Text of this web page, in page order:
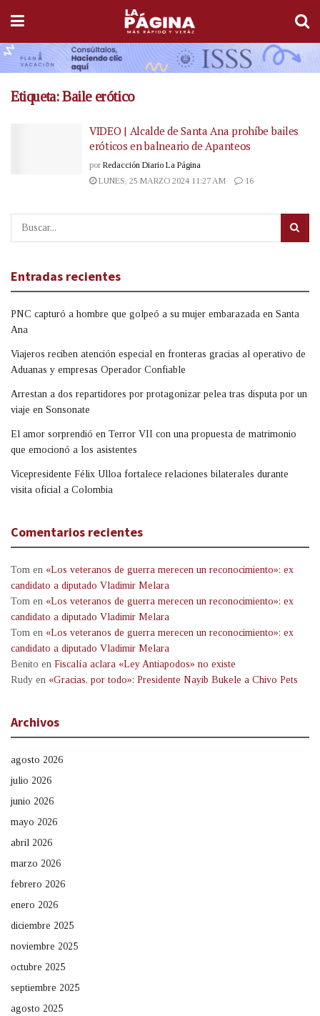
Etiqueta:Baile erótico
VIDEO | Alcalde de Santa Ana prohíbe bailes
eróticos en balneario de Apanteos
por Redacción Diario La Página
LUNES, 25 MARZO 2024 11:27 AM
16
Entradas recientes
PNC capturó a hombre que golpeó a su mujer embarazada en Santa
Ana
Viajeros reciben atención especial en fronteras gracias al operativo de
Aduanas y empresas Operador Confiable
Arrestan a dos repartidores por protagonizar pelea tras disputa por un
viaje en Sonsonate
El amor sorprendió en Terror VII con una propuesta de matrimonio
que emocionó a los asistentes
Vicepresidente Félix Ulloa fortalece relaciones bilaterales durante
visita oficial a Colombia
Comentarios recientes
Tom en «Los veteranos de guerra merecen un reconocimiento»: ex
candidato a diputado Vladimir Melara
Tom en «Los veteranos de guerra merecen un reconocimiento»: ex
candidato a diputado Vladimir Melara
Tom en «Los veteranos de guerra merecen un reconocimiento»: ex
candidato a diputado Vladimir Melara
Benito en Fiscalía aclara «Ley Antiapodos» no existe
Rudy en «Gracias, por todo»: Presidente Nayib Bukele a Chivo Pets
Archivos
agosto 2026
julio 2026
junio 2026
mayo 2026
abril 2026
marzo 2026
febrero 2026
enero 2026
diciembre 2025
noviembre 2025
octubre 2025
septiembre 2025
agosto 2025